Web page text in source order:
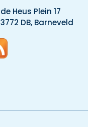
de Heus Plein 17
3772 DB, Barneveld